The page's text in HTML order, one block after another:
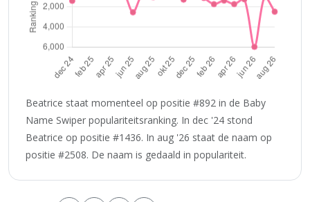
Beatrice staat momenteel op positie #892 in de Baby
Name Swiper populariteitsranking. In dec '24 stond
Beatrice op positie #1436. In aug '26 staat de naam op
positie #2508. De naam is gedaald in populariteit.